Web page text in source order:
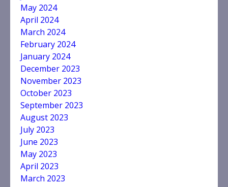
May 2024
April 2024
March 2024
February 2024
January 2024
December 2023
November 2023
October 2023
September 2023
August 2023
July 2023
June 2023
May 2023
April 2023
March 2023